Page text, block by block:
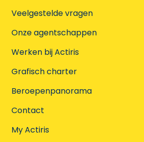
Veelgestelde vragen
Onze agentschappen
Werken bij Actiris
Grafisch charter
Beroepenpanorama
Contact
My Actiris